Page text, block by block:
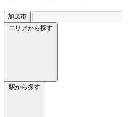
加茂市
エリアから探す
駅から探す